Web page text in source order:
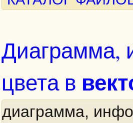
Диаграмма,
цвета в
диаграмма,